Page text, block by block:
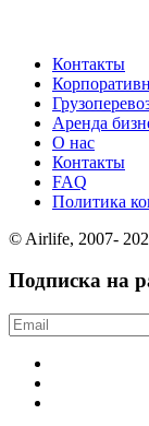
Контакты
Аренда
О нас
Контакты
FAQ
Политика
© Airlife, 2007-
Подписка на